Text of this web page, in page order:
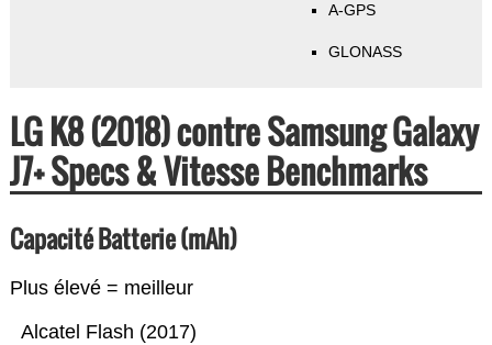
A-GPS
GLONASS
LG K8 (2018) contre Samsung Galaxy
J7+ Specs & Vitesse Benchmarks
Capacité Batterie (mAh)
Plus élevé = meilleur
Alcatel Flash (2017)